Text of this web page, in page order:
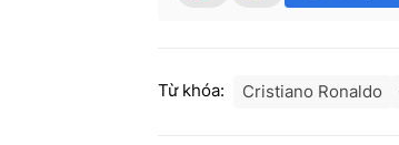
Từ khóa: Cristiano Ronaldo